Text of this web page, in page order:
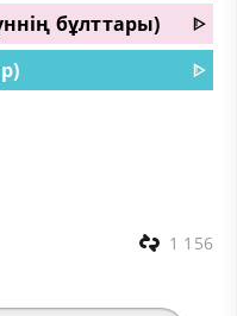
бұлттары)
ᐈ
ᐈ
1 156